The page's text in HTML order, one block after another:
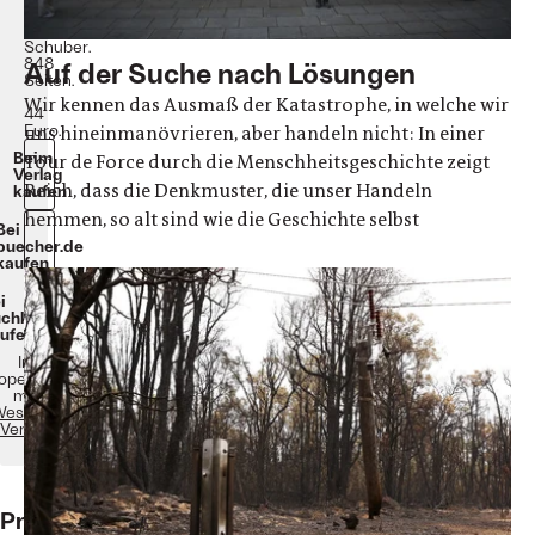
Bände
Schuber.
848
Seiten.
44
Euro.
Beim
Verlag
kaufen
In
mit
Verlag
Prof.
Auf der Suche nach Lösungen
Wir kennen das Ausmaß der Katastrophe, in welche wir
uns hineinmanövrieren, aber handeln nicht: In einer
Tour de Force durch die Menschheitsgeschichte zeigt
Reich, dass die Denkmuster, die unser Handeln
hemmen, so alt sind wie die Geschichte selbst